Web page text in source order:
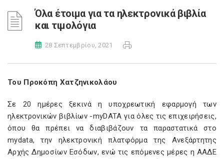
Όλα έτοιμα για τα ηλεκτρονικά βιβλία
και τιμολόγια
28 Σεπτεμβρίου, 2021
Του Προκόπη Χατζηνικολάου
Σε 20 ημέρες ξεκινά η υποχρεωτική εφαρμογή των
ηλεκτρονικών βιβλίων -myDATA για όλες τις επιχειρήσεις,
όπου θα πρέπει να διαβιβάζουν τα παραστατικά στο
mydata, την ηλεκτρονική πλατφόρμα της Ανεξάρτητης
Αρχής Δημοσίων Εσόδων, ενώ τις επόμενες μέρες η ΑΑΔΕ